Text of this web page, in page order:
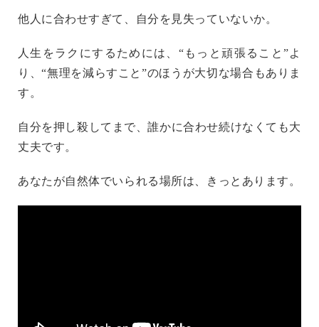
他人に合わせすぎて、自分を見失っていないか。
人生をラクにするためには、“もっと頑張ること”よ
り、“無理を減らすこと”のほうが大切な場合もありま
す。
自分を押し殺してまで、誰かに合わせ続けなくても大
丈夫です。
あなたが自然体でいられる場所は、きっとあります。